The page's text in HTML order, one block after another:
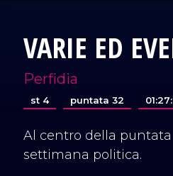
VARIE ED
Perfidia
st 4 puntata 32
Al centro della
settimana politica.